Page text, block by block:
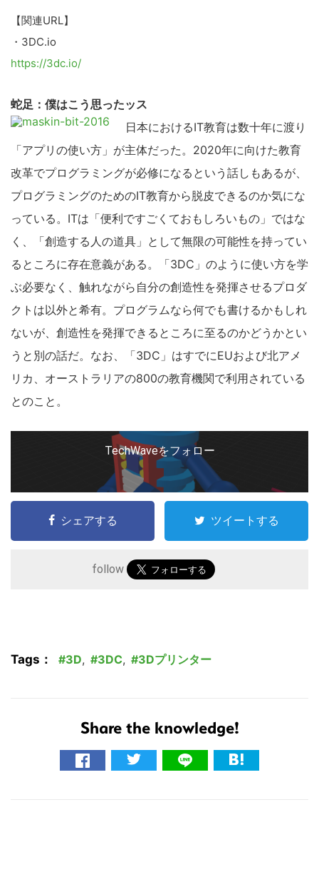
【関連URL】
・3DC.io
https://3dc.io/
蛇足：僕はこう思ったッス
日本におけるIT教育は数十年に渡り
「アプリの使い方」が主体だった。2020年に向けた教育
改革でプログラミングが必修になるという話しもあるが、
プログラミングのためのIT教育から脱皮できるのか気にな
っている。ITは「便利ですごくておもしろいもの」ではな
く、「創造する人の道具」として無限の可能性を持ってい
るところに存在意義がある。「3DC」のように使い方を学
ぶ必要なく、触れながら自分の創造性を発揮させるプロダ
クトは以外と希有。プログラムなら何でも書けるかもしれ
ないが、創造性を発揮できるところに至るのかどうかとい
うと別の話だ。なお、「3DC」はすでにEUおよび北アメ
リカ、オーストラリアの800の教育機関で利用されている
とのこと。
TechWaveをフォロー
シェアする ツイートする
follow
Tags： 3D, 3DC, 3Dプリンター
Share the knowledge!
こ
サ
イ
ト
を
検
索